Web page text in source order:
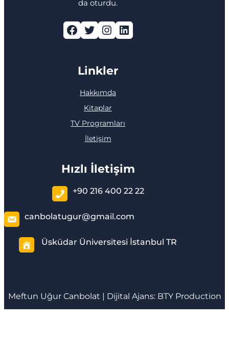
da oturdu.
Facebook Twitter Instagram LinkedIn
Linkler
Hakkımda
Kitaplar
TV Programları
İletişim
Hızlı İletişim
+90 216 400 22 22
canbolatugur@gmail.com
Üsküdar Üniversitesi İstanbul TR
Meftun Uğur Canbolat | Dijital Ajans: BTY Production